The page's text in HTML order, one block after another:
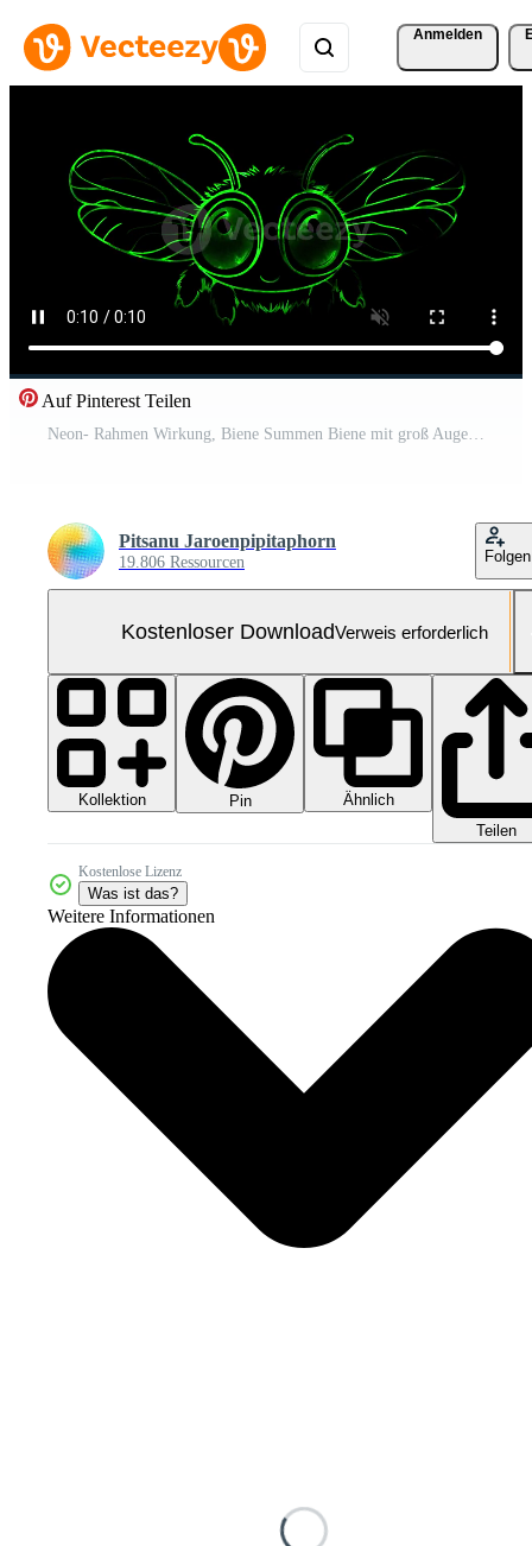
Anmelden
Auf Pinterest Teilen
Neon- Rahmen Wirkung, Biene Summen Biene mit groß Augen und flauschige Streifen, bereit zu fliegen auf schwarz Hintergrund Kostenloses Video
Pitsanu Jaroenpipitaphorn
19.806 Ressourcen Folgen
Kostenloser DownloadVerweis erforderlich
Kollektion Pin
Ähnlich
Teilen
Kostenlose Lizenz
Was ist das?
Weitere Informationen